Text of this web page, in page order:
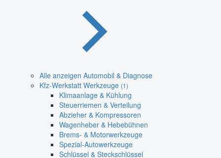
Alle anzeigen Automobil & Diagnose
Kfz-Werkstatt Werkzeuge (1)
Klimaanlage & Kühlung
Steuerriemen & Verteilung
Abzieher & Kompressoren
Wagenheber & Hebebühnen
Brems- & Motorwerkzeuge
Spezial-Autowerkzeuge
Schlüssel & Steckschlüssel